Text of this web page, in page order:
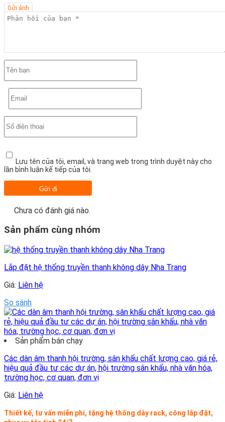
Gửi ảnh
Lưu tên của tôi, email, và trang web trong trình duyệt này cho
lần bình luận kế tiếp của tôi.
Chưa có đánh giá nào.
Sản phẩm cùng nhóm
Lắp đặt hệ thống truyền thanh không dây Nha Trang
Giá: Liên hệ
So sánh
Sản phẩm bán chạy
Các dàn âm thanh hội trường, sân khấu chất lượng cao, giá rẻ,
hiệu quả đầu tư các dự án, hội trường sân khấu, nhà văn hóa,
trường học, cơ quan, đơn vị
Giá: Liên hệ
Thiết kế, tư vấn miễn phí, tặng hệ thống dây rack, công lắp đặt,